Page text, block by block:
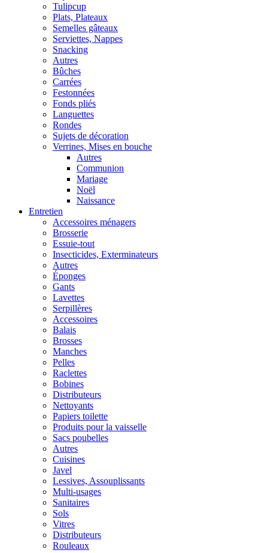
Tulipcup
Plats, Plateaux
Semelles gâteaux
Serviettes, Nappes
Snacking
Autres
Bûches
Carrées
Festonnées
Fonds pliés
Languettes
Rondes
Sujets de décoration
Verrines, Mises en bouche
Autres
Communion
Mariage
Noël
Naissance
Entretien
Accessoires ménagers
Brosserie
Essuie-tout
Insecticides, Exterminateurs
Autres
Éponges
Gants
Lavettes
Serpillères
Accessoires
Balais
Brosses
Manches
Pelles
Raclettes
Bobines
Distributeurs
Nettoyants
Papiers toilette
Produits pour la vaisselle
Sacs poubelles
Autres
Cuisines
Javel
Lessives, Assouplissants
Multi-usages
Sanitaires
Sols
Vitres
Distributeurs
Rouleaux